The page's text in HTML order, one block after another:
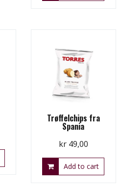
Trøffelchips fra
Spania
kr49,00
Add to cart